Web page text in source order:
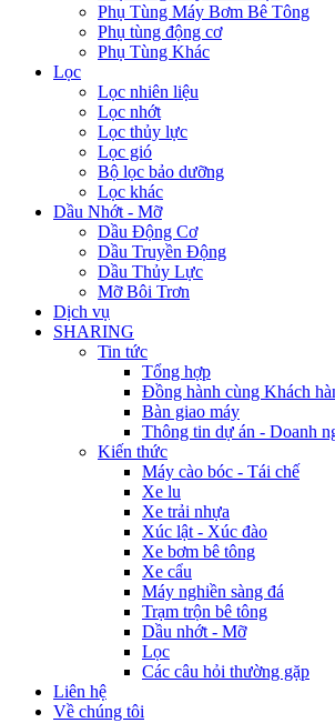
Phụ Tùng Máy Bơm Bê Tông
Phụ tùng động cơ
Phụ Tùng Khác
Lọc
Lọc nhiên liệu
Lọc nhớt
Lọc thủy lực
Lọc gió
Bộ lọc bảo dưỡng
Lọc khác
Dầu Nhớt - Mỡ
Dầu Động Cơ
Dầu Truyền Động
Dầu Thủy Lực
Mỡ Bôi Trơn
Dịch vụ
SHARING
Tin tức
Tổng hợp
Đồng hành cùng Khách
Bàn giao máy
Thông tin dự án - Doanh
Kiến thức
Máy cào bóc - Tái chế
Xe lu
Xe trải nhựa
Xúc lật - Xúc đào
Xe bơm bê tông
Xe cẩu
Máy nghiền sàng đá
Trạm trộn bê tông
Dầu nhớt - Mỡ
Lọc
Các câu hỏi thường gặp
Liên hệ
Về chúng tôi